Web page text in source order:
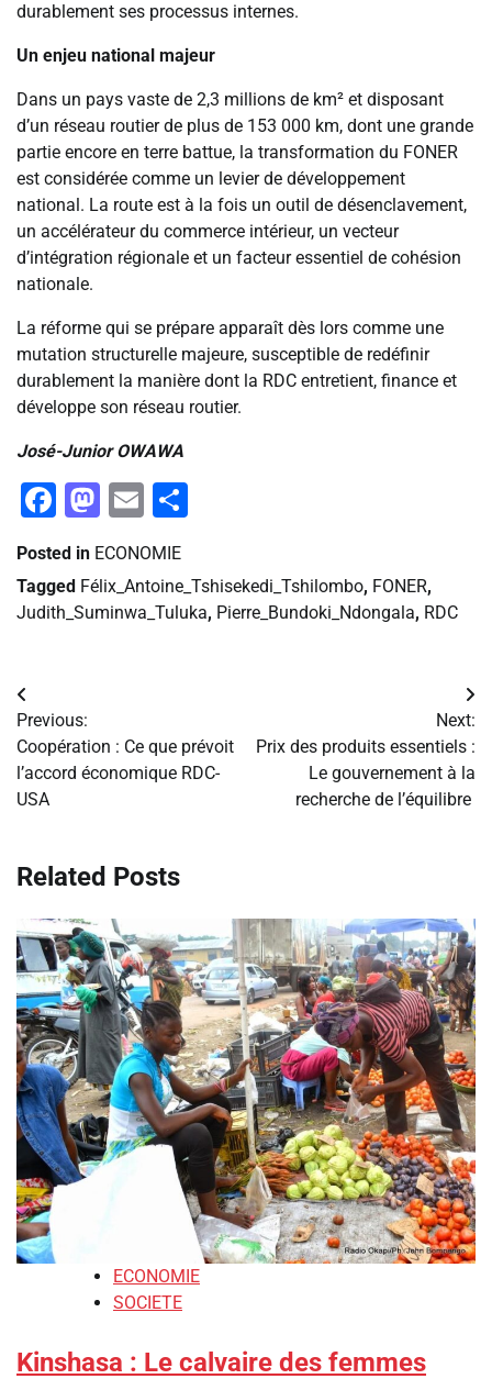
durablement ses processus internes.
Un enjeu national majeur
Dans un pays vaste de 2,3 millions de km² et disposant
d’un réseau routier de plus de 153 000 km, dont une grande
partie encore en terre battue, la transformation du FONER
est considérée comme un levier de développement
national. La route est à la fois un outil de désenclavement,
un accélérateur du commerce intérieur, un vecteur
d’intégration régionale et un facteur essentiel de cohésion
nationale.
La réforme qui se prépare apparaît dès lors comme une
mutation structurelle majeure, susceptible de redéfinir
durablement la manière dont la RDC entretient, finance et
développe son réseau routier.
José-Junior OWAWA
Facebook
Mastodon
Email
Posted in ECONOMIE
Tagged Félix_Antoine_Tshisekedi_Tshilombo, FONER,
Judith_Suminwa_Tuluka, Pierre_Bundoki_Ndongala, RDC
Navigation
de
l’article
Previous:
Coopération : Ce que prévoit
l’accord économique RDC-
USA
Next:
Prix des produits essentiels :
Le gouvernement à la
recherche de l’équilibre
Related Posts
ECONOMIE
SOCIETE
Kinshasa : Le calvaire des femmes